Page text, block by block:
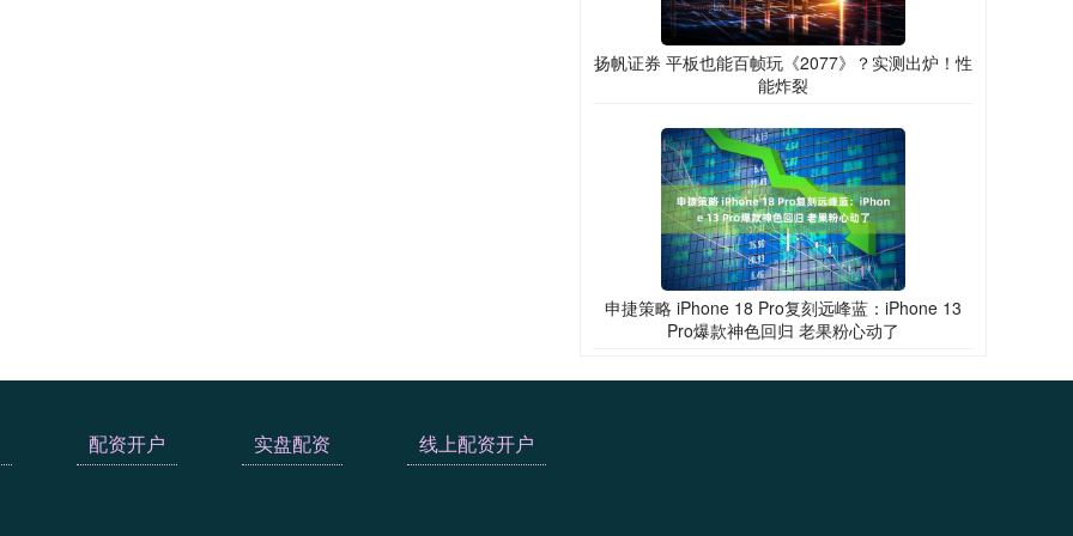
扬帆证券 平板也能百帧玩《2077》？实测出炉！性
能炸裂
申捷策略 iPhone 18 Pro复刻远峰蓝：iPhone 13
Pro爆款神色回归 老果粉心动了
配资开户 实盘配资 线上配资开户